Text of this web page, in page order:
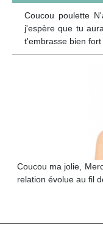
Coucou poulette
j'espère que tu
t'embrasse bien
Coucou ma jolie,
relation évolue au fil